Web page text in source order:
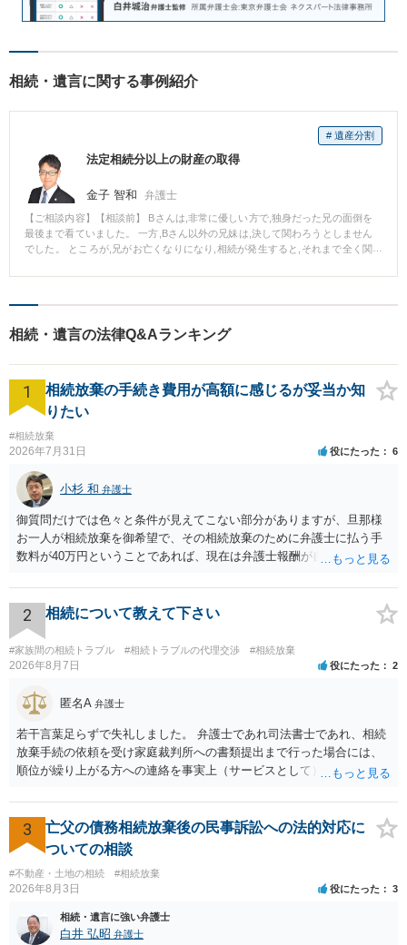
相続・遺言に関する事例紹介
# 遺産分割
法定相続分以上の財産の取得
金子 智和 弁護士
【ご相談内容】【相談前】 Bさんは,非常に優しい方で,独身だった兄の面倒を
最後まで看ていました。 一方,Bさん以外の兄妹は,決して関わろうとしません
でした。 ところが,兄がお亡くなりになり,相続が発生すると,それまで全く関
は関わろうとしなかったのに,相続財産だけは主張してくる兄妹の態度に憤り
た。 また,他の相続人と交渉していたところ,Bさんに理解を示す方もいらっし
ゃいました。 そこで,当事務所で協力的な相続人の方と話し合い,事前に相続分
は法定相続分に従って分配することが原則ですが,例外的に修正する考え方も
あります。 また,他の相続人の協力を得ることで,有利に交渉を進めることも可
能になります。 本件では,相続分の譲渡に成功した結果,法定相続分以上の遺産
を取得することができたケースといえます ※守秘義務の観点から、事例の一
部を修正しています。 ※事務所として対応いたしました。
相続・遺言の法律Q&Aランキング
1
相続放棄の手続き費用が高額に感じるが妥当か知
りたい
#相続放棄
2026年7月31日 役にたった 6
小杉 和 弁護士
御質問だけでは色々と条件が見えてこない部分がありますが、旦那様
お一人が相続放棄を御希望で、その相続放棄のために弁護士に払う手
数料が40万円ということであれば、現在は弁護士報酬が自由化されて
です。 ただ、弁護士に払う手数料とは別に戸籍の用意に一定の実費が
かかることになりますので、その費用も支払うべきものとして頭に置
いておいてください。 話を元に戻して、弁護士に対する手数料です
が、旦那様の収入や財産にもよりますが、法テラスに御連絡なさって
弁護士との相談を予約して受任してもらうのが一番安上がりでしょ
らい（希望者が多く予約できてもしばらく先になる）ようですので、
比較的短い熟慮期間のことを考えると、来週早々すぐにでも御連絡す
る方が良いでしょう。 もし法テラスが御利用になれない、あるいは時
間がない等であれば、相続を取扱分野としている弁護士を適宜探し
（WEB等で）、問い合わせてみることです。相続を扱う弁護士でも相
見積もりをとって）、一番安いところでやってもらうことに決めれ
ば、キューちゃんママさんの御希望をかなえることができるのではな
は思います。その場合、かかるのは戸籍等の取得費用と印紙代だけと
を確認し、印紙と共に家庭裁判所に提出して相続放棄申述受理通知書
を待つという流れになります。
2 相続について教えて下さい
#家族間の相続トラブル #相続トラブルの代理交渉 #相続放棄
2026年8月7日 役にたった 2
匿名A 弁護士
若干言葉足らずで失礼しました。 弁護士であれ司法書士であれ、相続
放棄手続の依頼を受け家庭裁判所への書類提出まで行った場合には、
順位が繰り上がる方への連絡を事実上（サービスとして）行うことは
できない、という意味でした。
3
亡父の債務相続放棄後の民事訴訟への法的対応に
ついての相談
#不動産・土地の相続 #相続放棄
2026年8月3日 役にたった 3
相続・遺言に強い弁護士
白井 弘昭 弁護士